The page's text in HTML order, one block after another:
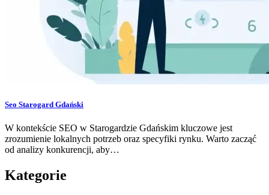
Seo Starogard Gdański
W kontekście SEO w Starogardzie Gdańskim kluczowe jest
zrozumienie lokalnych potrzeb oraz specyfiki rynku. Warto zacząć
od analizy konkurencji, aby…
Kategorie